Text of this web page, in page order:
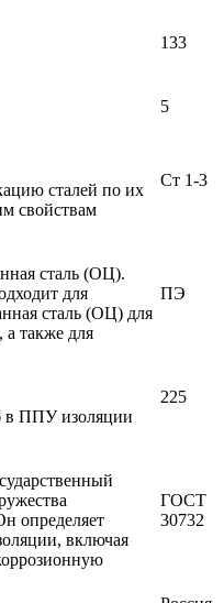
133
5
сталей по их
свойствам
Ст 1-3
сталь (ОЦ).
для
сталь (ОЦ) для
а также для
ПЭ
в ППУ изоляции
225
определяет
включая
ГОСТ
30732